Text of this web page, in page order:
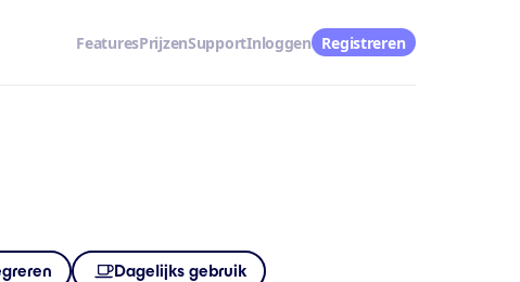
FeaturesPrijzenSupportInloggen Registreren
Dagelijks gebruik